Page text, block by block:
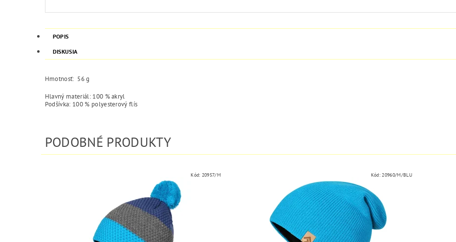
POPIS
DISKUSIA
Hmotnosť: 56 g
Hlavný materiál: 100 % akryl
Podšívka: 100 % polyesterový flís
PODOBNÉ PRODUKTY
Kód: 20957/M Kód: 20960/M/BLU